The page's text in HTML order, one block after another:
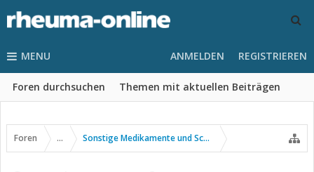
MENU
Foren durchsuchen Themen mit aktuellen Beiträgen
ANMELDEN REGISTRIEREN
Foren ... Sonstige Medikamente und Schmerztherapie